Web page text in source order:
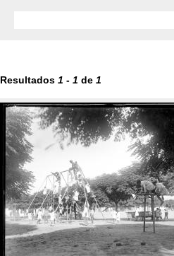
Resultados 1 - 1 de 1